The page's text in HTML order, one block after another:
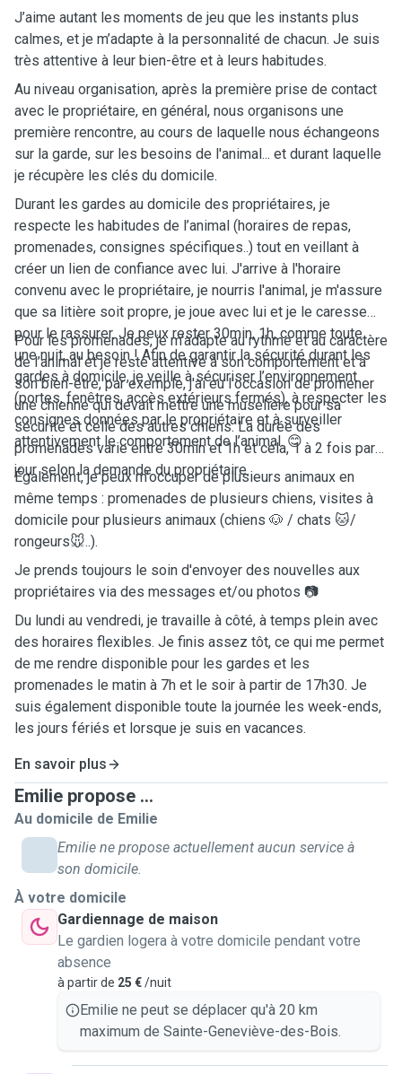
J’aime autant les moments de jeu que les instants plus
calmes, et je m’adapte à la personnalité de chacun. Je suis
très attentive à leur bien-être et à leurs habitudes.
Au niveau organisation, après la première prise de contact
avec le propriétaire, en général, nous organisons une
première rencontre, au cours de laquelle nous échangeons
sur la garde, sur les besoins de l'animal... et durant laquelle
je récupère les clés du domicile.
Durant les gardes au domicile des propriétaires, je
respecte les habitudes de l’animal (horaires de repas,
promenades, consignes spécifiques..) tout en veillant à
créer un lien de confiance avec lui. J'arrive à l'horaire
convenu avec le propriétaire, je nourris l'animal, je m'assure
que sa litière soit propre, je joue avec lui et je le caresse
pour le rassurer. Je peux rester 30min, 1h, comme toute
une nuit, au besoin ! Afin de garantir la sécurité durant les
gardes à domicile, je veille à sécuriser l’environnement
(portes, fenêtres, accès extérieurs fermés), à respecter les
consignes données par le propriétaire et à surveiller
attentivement le comportement de l’animal. 😊
Pour les promenades, je m’adapte au rythme et au caractère
de l’animal et je reste attentive à son comportement et à
son bien-être, par exemple, j'ai eu l'occasion de promener
une chienne qui devait mettre une muselière pour sa
sécurité et celle des autres chiens. La durée des
promenades varie entre 30min et 1h et cela, 1 à 2 fois par
jour selon la demande du propriétaire.
Également, je peux m'occuper de plusieurs animaux en
même temps : promenades de plusieurs chiens, visites à
domicile pour plusieurs animaux (chiens 🐶 / chats 🐱/
rongeurs🐭..).
Je prends toujours le soin d'envoyer des nouvelles aux
propriétaires via des messages et/ou photos 📷
Du lundi au vendredi, je travaille à côté, à temps plein avec
des horaires flexibles. Je finis assez tôt, ce qui me permet
de me rendre disponible pour les gardes et les
promenades le matin à 7h et le soir à partir de 17h30. Je
suis également disponible toute la journée les week-ends,
les jours fériés et lorsque je suis en vacances.
En savoir plus
Emilie propose ...
Au domicile de Emilie
Emilie ne propose actuellement aucun service à
son domicile.
À votre domicile
Gardiennage de maison
Le gardien logera à votre domicile pendant votre
absence
à partir de 25 €/nuit
Emilie ne peut se déplacer qu'à 20 km
maximum de Sainte-Geneviève-des-Bois.